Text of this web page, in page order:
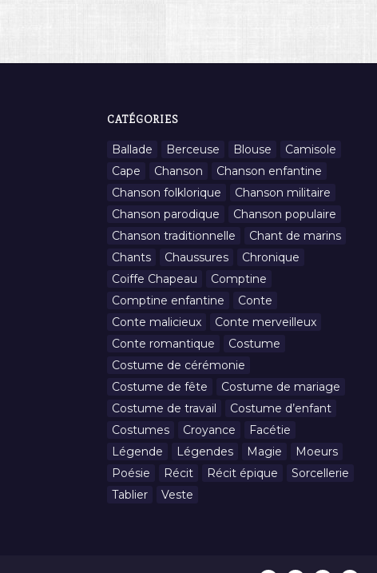
CATÉGORIES
Ballade Berceuse Blouse
Camisole
Cape
Chanson
Chanson enfantine
Chanson folklorique
Chanson militaire
Chanson parodique
Chanson populaire
Chanson traditionnelle
Chant de marins
Chants
Chaussures
Chronique
Coiffe Chapeau
Comptine
Comptine enfantine
Conte
Conte malicieux
Conte merveilleux
Conte romantique
Costume
Costume de cérémonie
Costume de fête
Costume de mariage
Costume de travail
Costume d’enfant
Costumes
Croyance
Facétie
Légende
Légendes Magie
Moeurs
Poésie
Récit Récit épique
Sorcellerie
Tablier
Veste